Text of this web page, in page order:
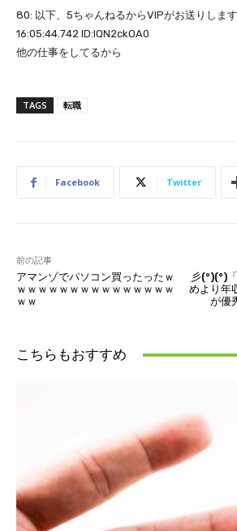
80: 以下、5ちゃんねるからVIPがお送りしま
16:05:44.742 ID:lQN2ckOA0
他の仕事をしてるから
TAGS 転職
Facebook Twitter
前の記事
アマンゾでパソコン買ったったｗ
ｗｗｗｗｗｗｗｗｗｗｗｗｗｗｗ
ｗｗ
彡(°)(°)
めより年
が優
こちらもおすすめ